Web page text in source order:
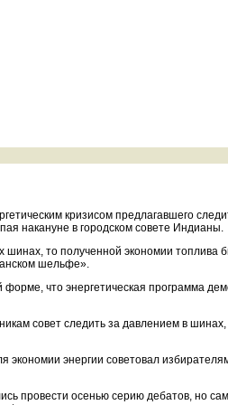
кризисом предлагавшего
накануне в городском совете Индианы.
то полученной экономии топлива
шельфе».
что энергетическая программа
совет следить за давлением в
энергии советовал
провести осенью серию дебатов, но